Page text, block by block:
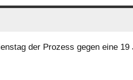
der Prozess gegen eine